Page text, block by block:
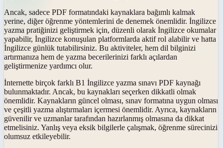
Ancak, sadece PDF formatındaki kaynaklara bağımlı kalmak
yerine, diğer öğrenme yöntemlerini de denemek önemlidir. İngilizce
yazma pratiğinizi geliştirmek için, düzenli olarak İngilizce okumalar
yapabilir, İngilizce konuşulan platformlarda aktif rol alabilir ve hatta
İngilizce günlük tutabilirsiniz. Bu aktiviteler, hem dil bilginizi
artırmanıza hem de yazma becerilerinizi farklı açılardan
geliştirmenize yardımcı olur.
İnternette birçok farklı B1 İngilizce yazma sınavı PDF kaynağı
bulunmaktadır. Ancak, bu kaynakları seçerken dikkatli olmak
önemlidir. Kaynakların güncel olması, sınav formatına uygun olması
ve çeşitli yazma alıştırmaları içermesi önemlidir. Ayrıca, kaynakların
güvenilir ve uzmanlar tarafından hazırlanmış olmasına da dikkat
etmelisiniz. Yanlış veya eksik bilgilerle çalışmak, öğrenme sürecinizi
olumsuz etkileyebilir.